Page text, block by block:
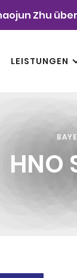
Zhu
LEISTUNGEN
HNO